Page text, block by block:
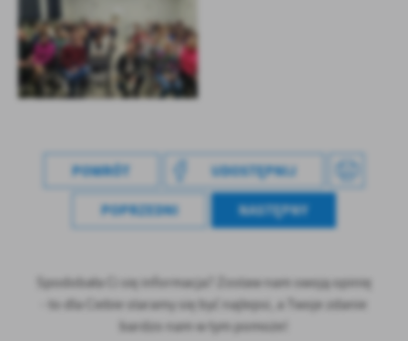
POWRÓT UDOSTĘPNIJ
POPRZEDNI NASTĘPNY
Spodobała Ci się informacja? Zostaw nam swoją opinię
- to dla Ciebie staramy się być najlepsi, a Twoje zdanie
bardzo nam w tym pomoże!